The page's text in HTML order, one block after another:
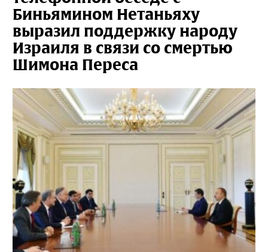
Биньямином Нетаньяху
выразил поддержку народу
Израиля в связи со смертью
Шимона Переса